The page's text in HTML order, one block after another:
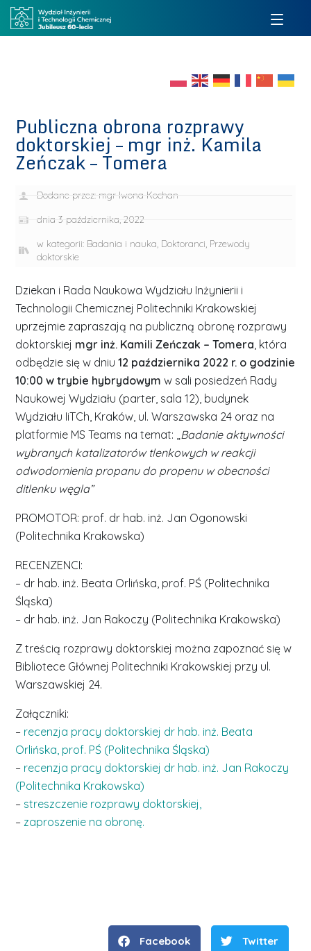
Publiczna obrona rozprawy
doktorskiej – mgr inż. Kamila
Zeńczak – Tomera
Dodane przez: mgr Iwona Kochan
dnia 3 października, 2022
w kategorii: Badania i nauka, Doktoranci, Przewody
doktorskie
Dziekan i Rada Naukowa Wydziału Inżynierii i
Technologii Chemicznej Politechniki Krakowskiej
uprzejmie zapraszają na publiczną obronę rozprawy
doktorskiej mgr inż. Kamili Zeńczak – Tomera, która
odbędzie się w dniu12 października 2022 r. o godzinie
10:00 w trybie hybrydowymw sali posiedzeń Rady
Naukowej Wydziału (parter, sala 12), budynek
Wydziału IiTCh, Kraków, ul. Warszawska 24 oraz na
platformie MS Teams na temat: „Badanie aktywności
wybranych katalizatorów tlenkowych w reakcji
odwodornienia propanu do propenu w obecności
ditlenku węgla”
PROMOTOR: prof. dr hab. inż. Jan Ogonowski
(Politechnika Krakowska)
RECENZENCI:
– dr hab. inż. Beata Orlińska, prof. PŚ (Politechnika
Śląska)
– dr hab. inż. Jan Rakoczy (Politechnika Krakowska)
Z treścią rozprawy doktorskiej można zapoznać się w
Bibliotece Głównej Politechniki Krakowskiej przy ul.
Warszawskiej 24.
Załączniki:
– recenzja pracy doktorskiej dr hab. inż. Beata
Orlińska, prof. PŚ (Politechnika Śląska)
– recenzja pracy doktorskiej dr hab. inż. Jan Rakoczy
(Politechnika Krakowska)
– streszczenie rozprawy doktorskiej,
–zaproszenie na obronę.
Facebook Twitter